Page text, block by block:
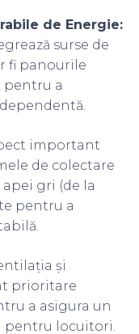
de Energie:
surse de
fi panourile
pentru a
important
de colectare
gri (de la
pentru a
și
prioritare
a asigura un
pentru locuitori.